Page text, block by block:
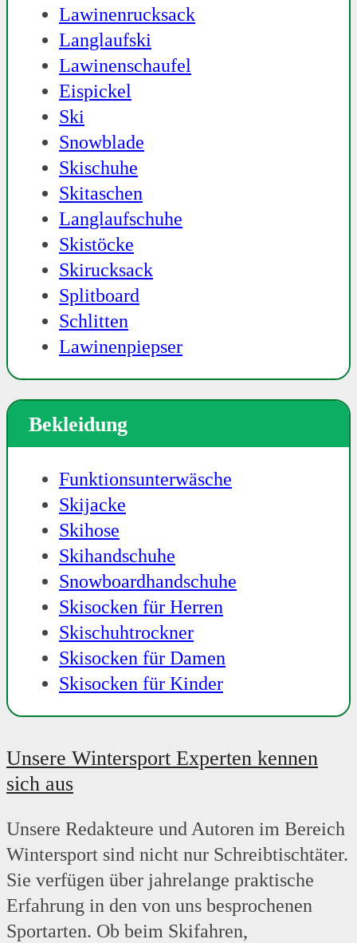
Lawinenrucksack
Langlaufski
Lawinenschaufel
Eispickel
Ski
Snowblade
Skischuhe
Skitaschen
Langlaufschuhe
Skistöcke
Skirucksack
Splitboard
Schlitten
Lawinenpiepser
Bekleidung
Funktionsunterwäsche
Skijacke
Skihose
Skihandschuhe
Snowboardhandschuhe
Skisocken für Herren
Skischuhtrockner
Skisocken für Damen
Skisocken für Kinder
Unsere Wintersport Experten kennen
sich aus
Unsere Redakteure und Autoren im Bereich
Wintersport sind nicht nur Schreibtischtäter.
Sie verfügen über jahrelange praktische
Erfahrung in den von uns besprochenen
Sportarten. Ob beim Skifahren,